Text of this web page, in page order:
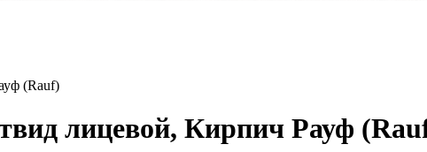
(Rauf)
лицевой, Кирпич Рауф